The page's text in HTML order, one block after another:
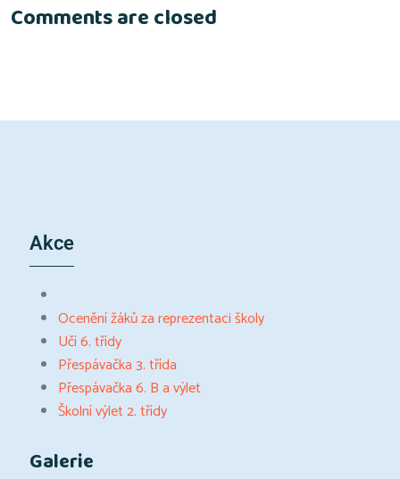
Comments are closed
Akce
Ocenění žáků za reprezentaci školy
Učí 6. třídy
Přespávačka 3. třída
Přespávačka 6. B a výlet
Školní výlet 2. třídy
Galerie